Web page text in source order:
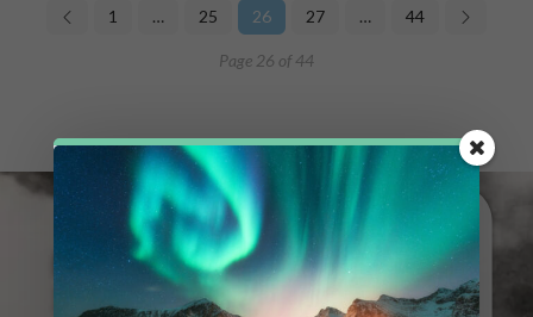
1 … 25 26 27 … 44
Page 26 of 44